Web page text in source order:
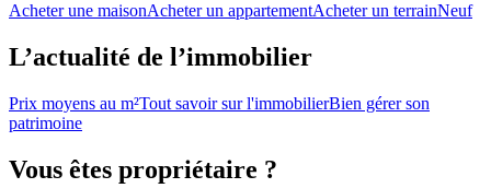
Acheter une maisonAcheter un appartementAcheter un terrainNeuf
L’actualité de l’immobilier
Prix moyens au m²Tout savoir sur l'immobilierBien gérer son
patrimoine
Vous êtes propriétaire ?